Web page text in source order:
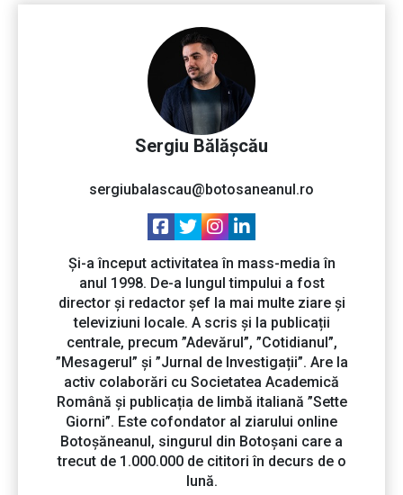
Sergiu Bălășcău
sergiubalascau@botosaneanul.ro
Și-a început activitatea în mass-media în
anul 1998. De-a lungul timpului a fost
director și redactor șef la mai multe ziare și
televiziuni locale. A scris și la publicații
centrale, precum ”Adevărul”, ”Cotidianul”,
”Mesagerul” și ”Jurnal de Investigații”. Are la
activ colaborări cu Societatea Academică
Română și publicația de limbă italiană ”Sette
Giorni”. Este cofondator al ziarului online
Botoșăneanul, singurul din Botoșani care a
trecut de 1.000.000 de cititori în decurs de o
lună.